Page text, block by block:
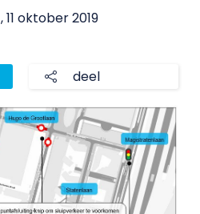
, 11 oktober 2019
deel